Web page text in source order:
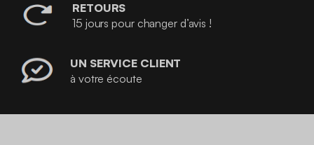
RETOURS
15 jours pour changer d’avis !
UN SERVICE CLIENT
à votre écoute